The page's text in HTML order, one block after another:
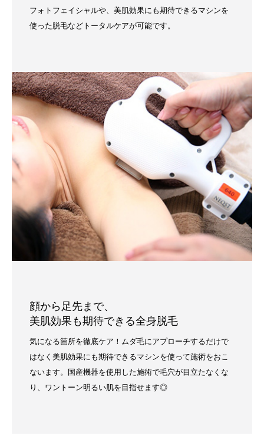
フォトフェイシャルや、美肌効果にも期待できるマシンを
使った脱毛などトータルケアが可能です。
顔から足先まで、
美肌効果も期待できる全身脱毛
気になる箇所を徹底ケア！ムダ毛にアプローチするだけで
はなく美肌効果にも期待できるマシンを使って施術をおこ
ないます。国産機器を使用した施術で毛穴が目立たなくな
り、ワントーン明るい肌を目指せます◎